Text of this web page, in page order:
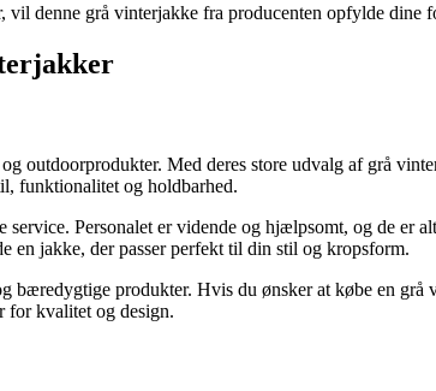
denne grå vinterjakke fra producenten opfylde dine
outdoorprodukter. Med deres store udvalg af grå
funktionalitet og holdbarhed.
Personalet er vidende og hjælpsomt, og de
en jakke, der passer perfekt til din stil og kropsform.
produkter. Hvis du ønsker at købe en
for kvalitet og design.